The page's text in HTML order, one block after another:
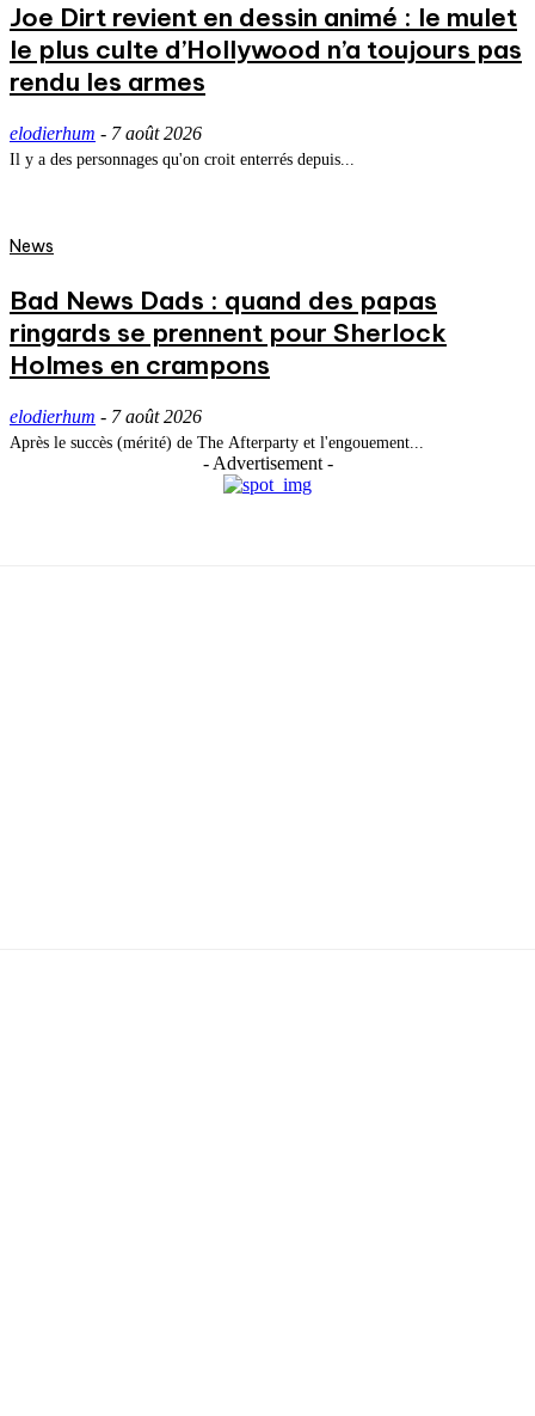
Joe Dirt revient en dessin animé : le mulet
le plus culte d’Hollywood n’a toujours pas
rendu les armes
elodierhum - 7 août 2026
Il y a des personnages qu'on croit enterrés depuis...
News
Bad News Dads : quand des papas
ringards se prennent pour Sherlock
Holmes en crampons
elodierhum - 7 août 2026
Après le succès (mérité) de The Afterparty et l'engouement...
- Advertisement -